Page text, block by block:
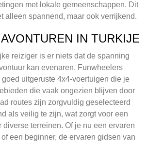
met lokale gemeenschappen. Dit
alleen spannend, maar ook verrijkend.
IN TURKIJE
reiziger is er niets dat de spanning
kan evenaren. Funwheelers
uitgeruste 4x4-voertuigen die je
die vaak ongezien blijven door
routes zijn zorgvuldig geselecteerd
als veilig te zijn, wat zorgt voor een
diverse terreinen. Of je nu een ervaren
een beginner, de ervaren gidsen van